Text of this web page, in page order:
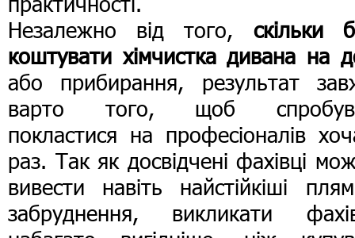
Незалежно від того, скільки
коштувати хімчистка дивана на
або прибирання, результат
варто того, щоб
покластися на професіоналів
раз. Так як досвідчені фахівці
вивести навіть найстійкіші
забруднення, викликати